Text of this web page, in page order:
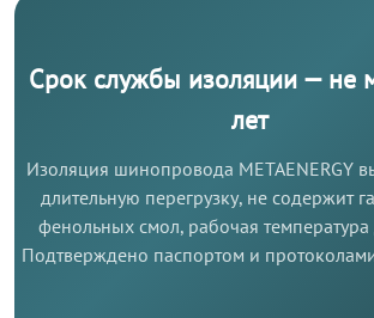
Срок службы изоляции — не
лет
Изоляция шинопровода METAENERGY
длительную перегрузку, не содержит
фенольных смол, рабочая температура
Подтверждено паспортом и